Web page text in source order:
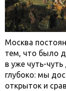
Москва
тем, что было
в уже чуть-
глубоко: мы
открыток и